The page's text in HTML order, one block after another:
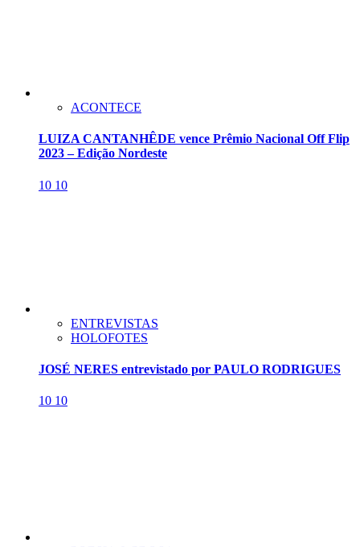
ACONTECE
LUIZA CANTANHÊDE vence Prêmio Nacional Off Flip
2023 – Edição Nordeste
10 10
ENTREVISTAS
HOLOFOTES
JOSÉ NERES entrevistado por PAULO RODRIGUES
10 10